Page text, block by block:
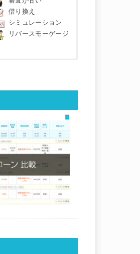
借り換え
シミュレーション
リバースモーゲージ